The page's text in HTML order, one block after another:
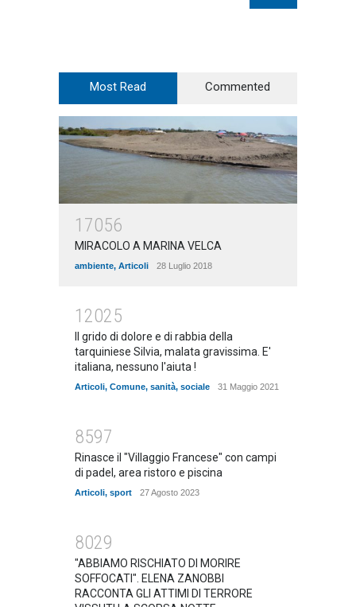
Most Read Commented
17056
MIRACOLO A MARINA VELCA
ambiente, Articoli 28 Luglio 2018
12025
Il grido di dolore e di rabbia della
tarquiniese Silvia, malata gravissima. E'
italiana, nessuno l'aiuta !
Articoli, Comune, sanità, sociale 31 Maggio 2021
8597
Rinasce il "Villaggio Francese" con campi
di padel, area ristoro e piscina
Articoli, sport 27 Agosto 2023
8029
"ABBIAMO RISCHIATO DI MORIRE
SOFFOCATI". ELENA ZANOBBI
RACCONTA GLI ATTIMI DI TERRORE